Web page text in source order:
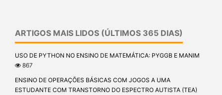
ARTIGOS MAIS LIDOS (ÚLTIMOS 365 DIAS)
USO DE PYTHON NO ENSINO DE MATEMÁTICA: PYGGB E MANIM
867
ENSINO DE OPERAÇÕES BÁSICAS COM JOGOS A UMA
ESTUDANTE COM TRANSTORNO DO ESPECTRO AUTISTA (TEA)